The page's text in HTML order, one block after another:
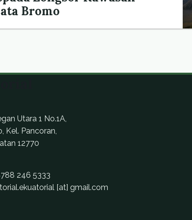
Bromo
Utara 1 No.1A,
Kel. Pancoran,
12770
246 5333
[at] gmail.com